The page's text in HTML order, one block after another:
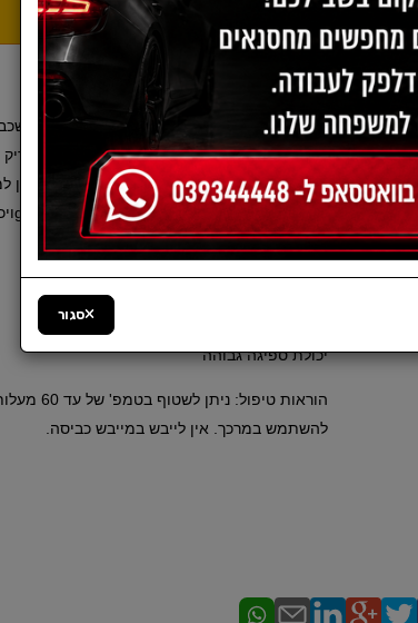
הודיעו לי כשחוזר למלאי
תיאור:
מטלית אולטרא-מיקרופייבר רכה ואיכותית, עם
של שאריות (ווקס, פוליש , לכלוך וכו') באופן
הפיניש לאחר יישום של אוטמי צבע. במיוחד
במיוחד בזכות מסת המיקרופייבר (1300
g / m2)
פוליאמיד.
עדין במיוחד על משטחים
יכולת ספיגה גבוהה
הוראות
להשתמש במרכך. אין לייבש במייבש כביסה.
סגור